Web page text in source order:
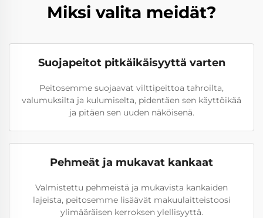
Miksi valita meidät?
Suojapeitot pitkäikäisyyttä varten
Peitosemme suojaavat vilttipeittoa tahroilta,
valumuksilta ja kulumiselta, pidentäen sen käyttöikää
ja pitäen sen uuden näköisenä.
Pehmeät ja mukavat kankaat
Valmistettu pehmeistä ja mukavista kankaiden
lajeista, peitosemme lisäävät makuulaitteistoosi
ylimääräisen kerroksen ylellisyyttä.